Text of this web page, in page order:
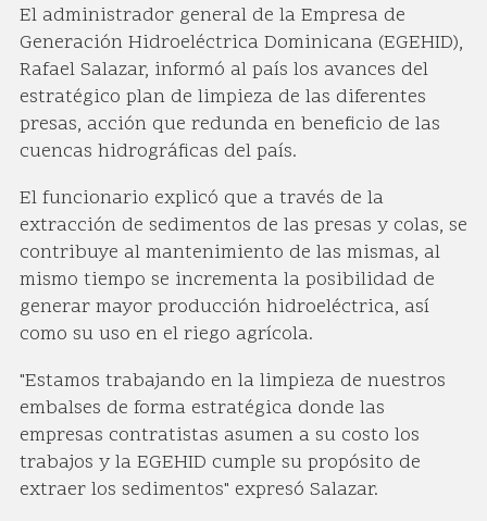
El administrador general de la Empresa de
Generación Hidroeléctrica Dominicana (EGEHID),
Rafael Salazar, informó al país los avances del
estratégico plan de limpieza de las diferentes
presas, acción que redunda en beneficio de las
cuencas hidrográficas del país.
El funcionario explicó que a través de la
extracción de sedimentos de las presas y colas, se
contribuye al mantenimiento de las mismas, al
mismo tiempo se incrementa la posibilidad de
generar mayor producción hidroeléctrica, así
como su uso en el riego agrícola.
"Estamos trabajando en la limpieza de nuestros
embalses de forma estratégica donde las
empresas contratistas asumen a su costo los
trabajos y la EGEHID cumple su propósito de
extraer los sedimentos" expresó Salazar.